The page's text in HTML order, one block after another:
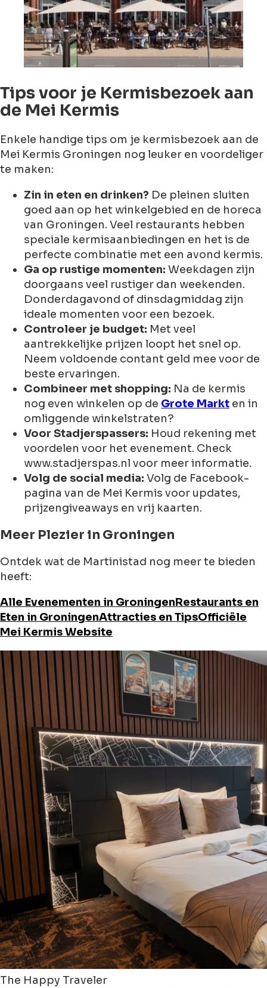
Tips voor je Kermisbezoek aan
de Mei Kermis
Enkele handige tips om je kermisbezoek aan de
Mei Kermis Groningen nog leuker en voordeliger
te maken:
Zin in eten en drinken? De pleinen sluiten
goed aan op het winkelgebied en de horeca
van Groningen. Veel restaurants hebben
speciale kermisaanbiedingen en het is de
perfecte combinatie met een avond kermis.
Ga op rustige momenten: Weekdagen zijn
doorgaans veel rustiger dan weekenden.
Donderdagavond of dinsdagmiddag zijn
ideale momenten voor een bezoek.
Controleer je budget: Met veel
aantrekkelijke prijzen loopt het snel op.
Neem voldoende contant geld mee voor de
beste ervaringen.
Combineer met shopping: Na de kermis
nog even winkelen op de Grote Markt en in
omliggende winkelstraten?
Voor Stadjerspassers: Houd rekening met
voordelen voor het evenement. Check
www.stadjerspas.nl voor meer informatie.
Volg de social media: Volg de Facebook-
pagina van de Mei Kermis voor updates,
prijzengiveaways en vrij kaarten.
Meer Plezier in Groningen
Ontdek wat de Martinistad nog meer te bieden
heeft:
Alle Evenementen in GroningenRestaurants en
Eten in GroningenAttracties en TipsOfficiële
Mei Kermis Website
The Happy Traveler